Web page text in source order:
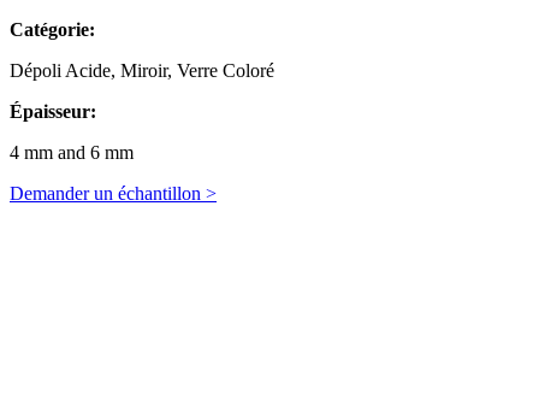
Catégorie:
Dépoli Acide, Miroir, Verre Coloré
Épaisseur:
4 mm and 6 mm
Demander un échantillon >